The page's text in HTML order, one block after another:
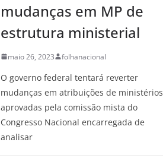
mudanças em MP de
estrutura ministerial
maio 26, 2023 folhanacional
O governo federal tentará reverter
mudanças em atribuições de ministérios
aprovadas pela comissão mista do
Congresso Nacional encarregada de
analisar